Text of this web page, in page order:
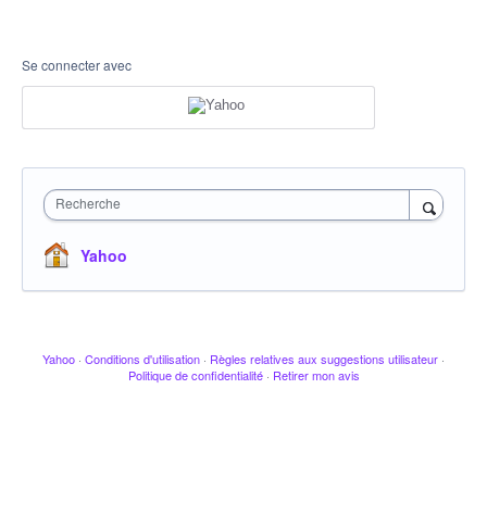
Se connecter avec
Recherche
Yahoo
Yahoo · Conditions d'utilisation · Règles relatives aux suggestions utilisateur ·
Politique de confidentialité · Retirer mon avis